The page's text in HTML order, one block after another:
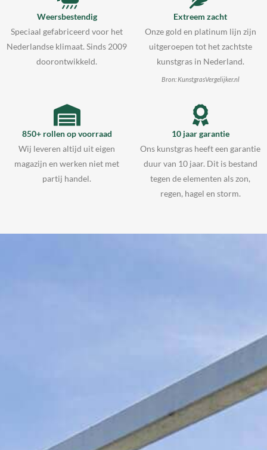
Weersbestendig
Speciaal gefabriceerd voor het
Nederlandse klimaat. Sinds 2009
doorontwikkeld.
Extreem zacht
Onze gold en platinum lijn zijn
uitgeroepen tot het zachtste
kunstgras in Nederland.
Bron: KunstgrasVergelijker.nl
850+ rollen op voorraad
Wij leveren altijd uit eigen
magazijn en werken niet met
partij handel.
10 jaar garantie
Ons kunstgras heeft een garantie
duur van 10 jaar. Dit is bestand
tegen de elementen als zon,
regen, hagel en storm.